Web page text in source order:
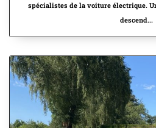
spécialistes de la voiture électrique.
descend...